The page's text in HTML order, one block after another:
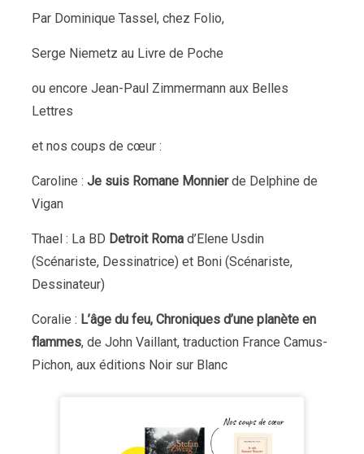
Par Dominique Tassel, chez Folio,
Serge Niemetz au Livre de Poche
ou encore Jean-Paul Zimmermann aux Belles
Lettres
et nos coups de cœur :
Caroline : Je suis Romane Monnierde Delphine de
Vigan
Thael : La BD Detroit Romad’Elene Usdin
(Scénariste, Dessinatrice) et Boni (Scénariste,
Dessinateur)
Coralie : L’âge du feu, Chroniques d’une planète en
flammes, de John Vaillant, traduction France Camus-
Pichon, aux éditions Noir sur Blanc